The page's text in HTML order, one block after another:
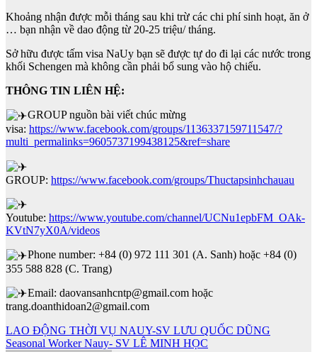
Khoảng nhận được mỗi tháng sau khi trừ các chi phí sinh hoạt, ăn ở
… bạn nhận về dao động từ 20-25 triệu/ tháng.
Sở hữu được tấm visa NaUy bạn sẽ được tự do đi lại các nước trong
khối Schengen mà không cần phải bổ sung vào hộ chiếu.
THÔNG TIN LIÊN HỆ:
GROUP nguồn bài viết chúc mừng
visa: https://www.facebook.com/groups/1136337159711547/?
multi_permalinks=9605737199438125&ref=share
GROUP: https://www.facebook.com/groups/Thuctapsinhchauau
Youtube: https://www.youtube.com/channel/UCNu1epbFM_OAk-
KVtN7yX0A/videos
Phone number: +84 (0) 972 111 301 (A. Sanh) hoặc +84 (0)
355 588 828 (C. Trang)
Email: daovansanhcntp@gmail.com hoặc
trang.doanthidoan2@gmail.com
Điều
LAO ĐỘNG THỜI VỤ NAUY-SV LƯU QUỐC DŨNG
Seasonal Worker Nauy- SV LÊ MINH HỌC